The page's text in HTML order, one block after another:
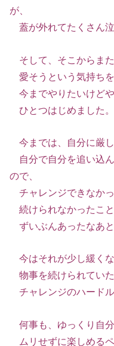
が、
蓋が外れてたくさん泣
そして、そこからま
愛そうという気持ちを
今までやりたいけど
ひとつはじめました。
今までは、自分に厳し
自分で自分を追い込
ので、
チャレンジできなか
続けられなかったこ
ずいぶんあったなあ
今はそれが少し緩くな
物事を続けられていた
チャレンジのハード
何事も、ゆっくり自分
ムリせずに楽しめる